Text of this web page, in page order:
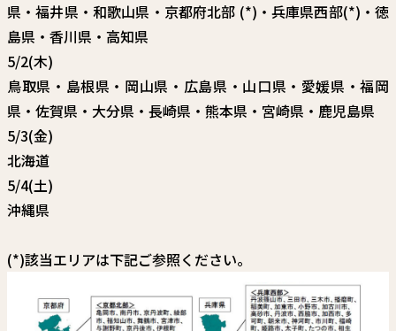
定期購読
イチオシ情報
漫画賞
関連情報
関連リンク
県・福井県・和歌山県・京都府北部 (*)・兵庫県西部(*)・徳
島県・香川県・高知県
5/2(木)
鳥取県・島根県・岡山県・広島県・山口県・愛媛県・福岡
県・佐賀県・大分県・長崎県・熊本県・宮崎県・鹿児島県
5/3(金)
北海道
5/4(土)
沖縄県
(*)該当エリアは下記ご参照ください。